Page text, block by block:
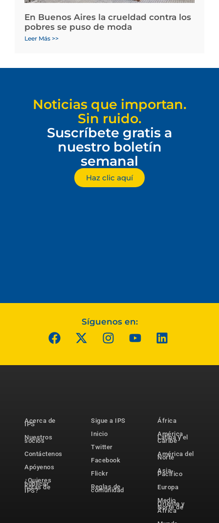
En Buenos Aires la crueldad contra los
pobres se puso de moda
Leer Más >>
Noticias que importan.
Sin ruido.
Suscríbete gratis a
nuestro boletín
semanal
Haz clic aquí
Síguenos en:
Acerca de
IPS
Nuestros
socios
Contáctenos
Apóyenos
¿Quieres
publicar
notas de
IPS?
Sigue a IPS
Inicio
Twitter
Facebook
Flickr
Reglas de
comunidad
África
América
Latina y el
Caribe
América del
Norte
Asia-
Pacífico
Europa
Medio
Oriente y
Norte de
África